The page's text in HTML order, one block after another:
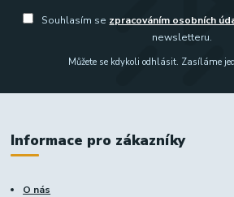
Souhlasím se zpracováním osobních
newsletteru.
Můžete se kdykoli odhlásit. Zasíláme
Informace pro zákazníky
O nás